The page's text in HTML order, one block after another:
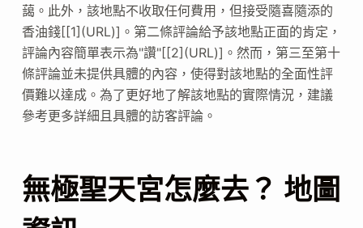
藹。此外，該地點不收取任何費用，但接受隨喜隨添的
香油錢[[1](URL)]。第二條評論給予該地點正面的肯定，
評論內容簡單表示為"讚"[[2](URL)]。然而，第三至第十
條評論並未提供具體的內容，使得對該地點的全面性評
價難以達成。為了更好地了解該地點的實際情況，建議
參考更多詳細且具體的訪客評論。
無極聖天宮怎麼去？ 地圖